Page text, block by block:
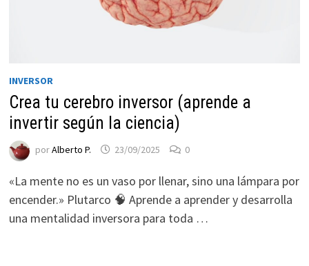
INVERSOR
Crea tu cerebro inversor (aprende a
invertir según la ciencia)
porAlberto P. 23/09/2025 0
«La mente no es un vaso por llenar, sino una lámpara por
encender.» Plutarco 🧠 Aprende a aprender y desarrolla
una mentalidad inversora para toda …
Necesarias
Estas
son
opcionales.
Son